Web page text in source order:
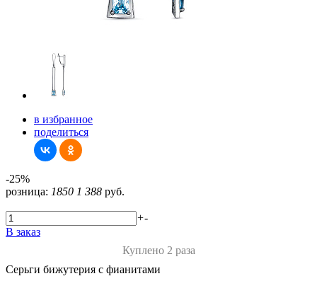
в избранное
поделиться
-25%
розница: 1850 1 388 руб.
+-
В заказ
Куплено 2 раза
Серьги бижутерия с фианитами